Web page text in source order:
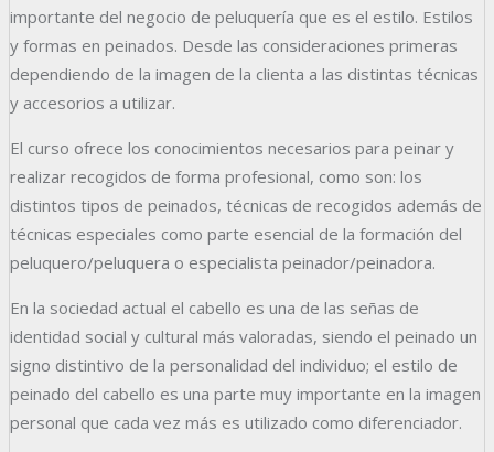
importante del negocio de peluquería que es el estilo. Estilos
y formas en peinados. Desde las consideraciones primeras
dependiendo de la imagen de la clienta a las distintas técnicas
y accesorios a utilizar.
El curso ofrece los conocimientos necesarios para peinar y
realizar recogidos de forma profesional, como son: los
distintos tipos de peinados, técnicas de recogidos además de
técnicas especiales como parte esencial de la formación del
peluquero/peluquera o especialista peinador/peinadora.
En la sociedad actual el cabello es una de las señas de
identidad social y cultural más valoradas, siendo el peinado un
signo distintivo de la personalidad del individuo; el estilo de
peinado del cabello es una parte muy importante en la imagen
personal que cada vez más es utilizado como diferenciador.